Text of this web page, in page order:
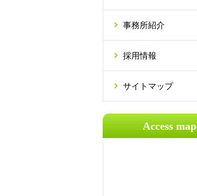
事務所紹介
採用情報
サイトマップ
Access map